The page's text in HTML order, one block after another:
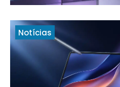
Notícias